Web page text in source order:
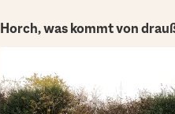
Horch, was kommt von